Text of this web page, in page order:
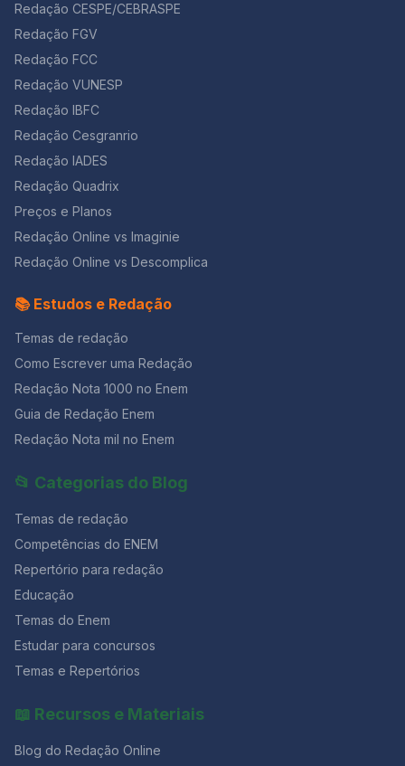
Redação CESPE/CEBRASPE
Redação FGV
Redação FCC
Redação VUNESP
Redação IBFC
Redação Cesgranrio
Redação IADES
Redação Quadrix
Preços e Planos
Redação Online vs Imaginie
Redação Online vs Descomplica
📚 Estudos e Redação
Temas de redação
Como Escrever uma Redação
Redação Nota 1000 no Enem
Guia de Redação Enem
Redação Nota mil no Enem
📂 Categorias do Blog
Temas de redação
Competências do ENEM
Repertório para redação
Educação
Temas do Enem
Estudar para concursos
Temas e Repertórios
📖 Recursos e Materiais
Blog do Redação Online